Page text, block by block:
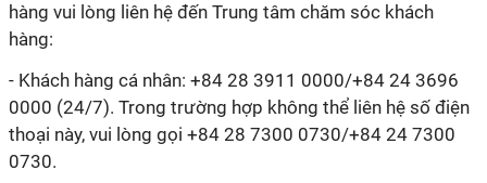
hàng vui lòng liên hệ đến Trung tâm chăm sóc khách
hàng:
- Khách hàng cá nhân: +84 28 3911 0000/+84 24 3696
0000 (24/7). Trong trường hợp không thể liên hệ số điện
thoại này, vui lòng gọi +84 28 7300 0730/+84 24 7300
0730.